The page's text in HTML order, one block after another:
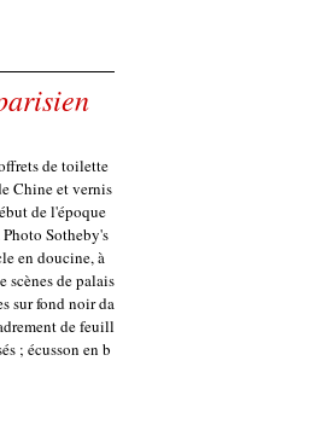
de toilette
Chine et vernis
de l'époque
Sotheby's
en doucine, à
scènes de palais
sur fond noir da
de feuill
; écusson en b